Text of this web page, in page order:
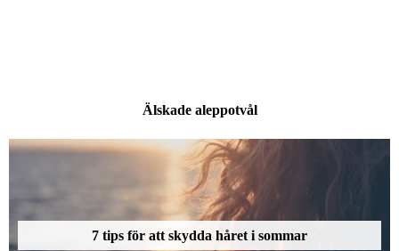
Älskade aleppotvål
7 tips för att skydda håret i sommar